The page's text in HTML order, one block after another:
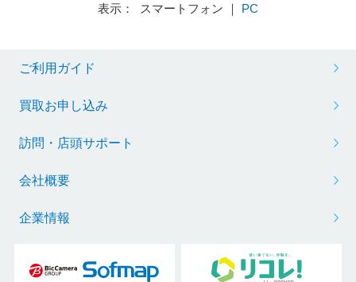
表示： スマートフォン ｜ PC
ご利用ガイド
買取お申し込み
訪問・店頭サポート
会社概要
企業情報